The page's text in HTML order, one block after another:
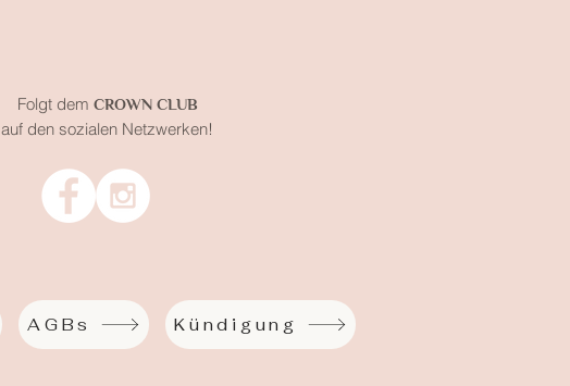
Folgt dem CROWN CLUB
auf den sozialen Netzwerken!
AGBs Kündigung